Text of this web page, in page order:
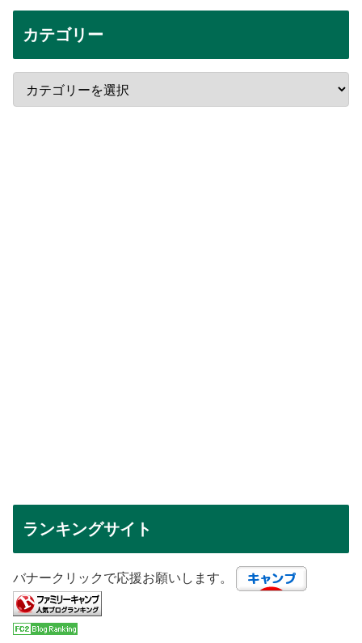
カテゴリー
ランキングサイト
バナークリックで応援お願いします。